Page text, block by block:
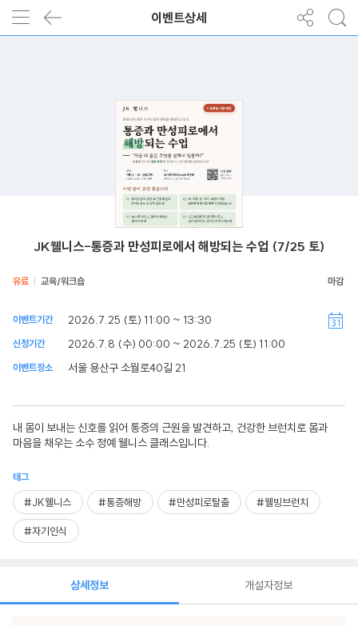
이벤트상세
JK웰니스-통증과 만성피로에서 해방되는 수업 (7/25 토)
유료 교육/워크숍
이벤트기간 2026.7.25 (토) 11:00 ~ 13:30
신청기간 2026.7.8 (수) 00:00 ~ 2026.7.25 (토) 11:00
이벤트장소 서울 용산구 소월로40길 21
내 몸이 보내는 신호를 읽어 통증의 근원을 발견하고, 건강한 브런치로 몸과
마음을 채우는 소수 정예 웰니스 클래스입니다.
태그
#JK웰니스 #통증해방 #만성피로탈출 #웰빙브런치
#자기인식
상세정보 개설자정보